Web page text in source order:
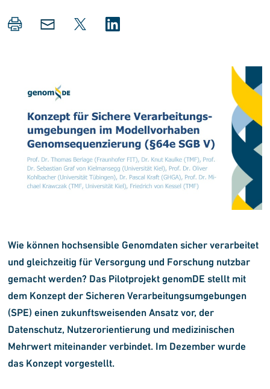
Wie können hochsensible Genomdaten sicher verarbeitet
und gleichzeitig für Versorgung und Forschung nutzbar
gemacht werden? Das Pilotprojekt genomDE stellt mit
dem Konzept der Sicheren Verarbeitungsumgebungen
(SPE) einen zukunftsweisenden Ansatz vor, der
Datenschutz, Nutzerorientierung und medizinischen
Mehrwert miteinander verbindet. Im Dezember wurde
das Konzept vorgestellt.